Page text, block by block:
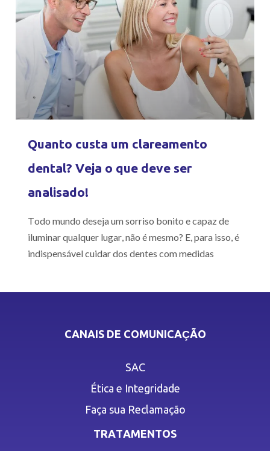
Quanto custa um clareamento
dental? Veja o que deve ser
analisado!
Todo mundo deseja um sorriso bonito e capaz de
iluminar qualquer lugar, não é mesmo? E, para isso, é
indispensável cuidar dos dentes com medidas
CANAIS DE COMUNICAÇÃO
SAC
Ética e Integridade
Faça sua Reclamação
TRATAMENTOS